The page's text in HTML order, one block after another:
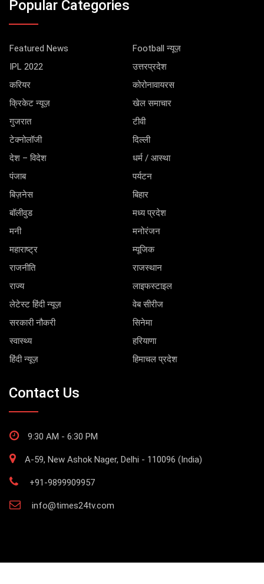
Popular Categories
Featured News
Football न्यूज़
IPL 2022
उत्तरप्रदेश
करियर
कोरोनावायरस
क्रिकेट न्यूज़
खेल समाचार
गुजरात
टीवी
टेक्नोलॉजी
दिल्ली
देश – विदेश
धर्म / आस्था
पंजाब
पर्यटन
बिज़नेस
बिहार
बॉलीवुड
मध्य प्रदेश
मनी
मनोरंजन
महाराष्ट्र
म्यूजिक
राजनीति
राजस्थान
राज्य
लाइफस्टाइल
लेटेस्ट हिंदी न्यूज़
वेब सीरीज
सरकारी नौकरी
सिनेमा
स्वास्थ्य
हरियाणा
हिंदी न्यूज़
हिमाचल प्रदेश
Contact Us
9:30 AM - 6:30 PM
A-59, New Ashok Nager, Delhi - 110096 (India)
+91-9899909957
info@times24tv.com